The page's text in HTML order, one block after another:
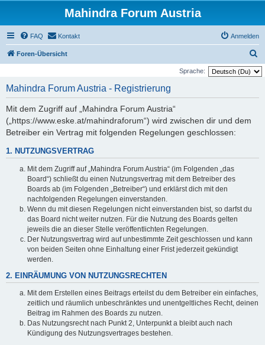
Mahindra Forum Austria
FAQ Kontakt Anmelden
Foren-Übersicht
u
Sprache:
Mahindra Forum Austria - Registrierung
Mit dem Zugriff auf „Mahindra Forum Austria“
(„https://www.eske.at/mahindraforum“) wird zwischen dir und dem
Betreiber ein Vertrag mit folgenden Regelungen geschlossen:
1. NUTZUNGSVERTRAG
Mit dem Zugriff auf „Mahindra Forum Austria“ (im Folgenden „das
Board“) schließt du einen Nutzungsvertrag mit dem Betreiber des
Boards ab (im Folgenden „Betreiber“) und erklärst dich mit den
nachfolgenden Regelungen einverstanden.
Wenn du mit diesen Regelungen nicht einverstanden bist, so darfst du
das Board nicht weiter nutzen. Für die Nutzung des Boards gelten
jeweils die an dieser Stelle veröffentlichten Regelungen.
Der Nutzungsvertrag wird auf unbestimmte Zeit geschlossen und kann
von beiden Seiten ohne Einhaltung einer Frist jederzeit gekündigt
werden.
2. EINRÄUMUNG VON NUTZUNGSRECHTEN
Mit dem Erstellen eines Beitrags erteilst du dem Betreiber ein einfaches,
zeitlich und räumlich unbeschränktes und unentgeltliches Recht, deinen
Beitrag im Rahmen des Boards zu nutzen.
Das Nutzungsrecht nach Punkt 2, Unterpunkt a bleibt auch nach
Kündigung des Nutzungsvertrages bestehen.